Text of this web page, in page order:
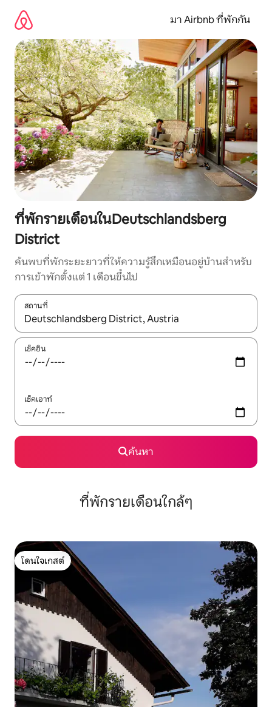
เนื้อหา
มา Airbnb ที่พักกัน
ที่พักรายเดือนในDeutschlandsberg
District
ค้นพบที่พักระยะยาวที่ให้ความรู้สึกเหมือนอยู่บ้านสำหรับ
การเข้าพักตั้งแต่ 1 เดือนขึ้นไป
สถานที่
ใช้ลูกศรขึ้นลง หรือใช้การสัมผัสหรือปัด เพื่อสำรวจผลการค้นหา
เช็คอิน
เช็คเอาท์
ค้นหา
ที่พักรายเดือนใกล้ๆ
โดนใจเกสต์
โดนใจเกสต์